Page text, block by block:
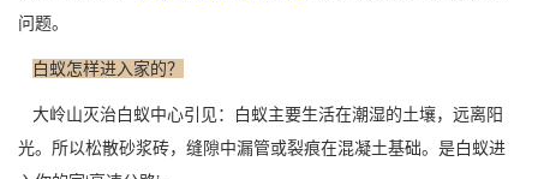
问题。
白蚁怎样进入家的？
大岭山灭治白蚁中心引见：白蚁主要生活在潮湿的土壤，远离阳
光。所以松散砂浆砖，缝隙中漏管或裂痕在混凝土基础。是白蚁进